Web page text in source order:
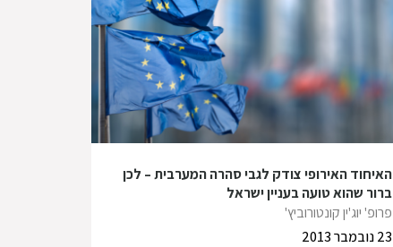
האיחוד האירופי צודק לגבי סהרה המערבית – לכן
ברור שהוא טועה בעניין ישראל
פרופ' יוג'ין קונטורוביץ'
23 נובמבר 2013